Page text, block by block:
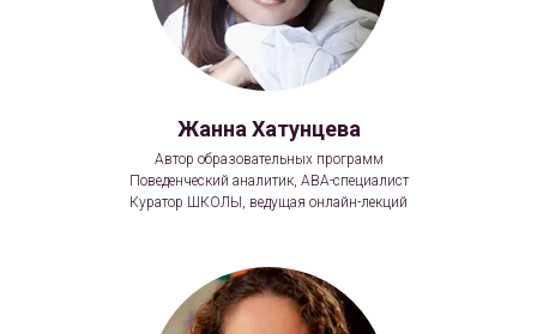
Жанна Хатунцева
Автор образовательных программ
Поведенческий аналитик, АВА-специалист
Куратор ШКОЛЫ, ведущая онлайн-лекций